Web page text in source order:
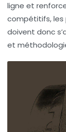
ligne et
compétitifs, les
doivent donc
et